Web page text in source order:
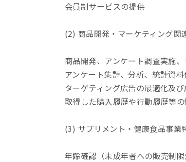
会員制サービスの提供
(2) 商品開発・マーケティング関
商品開発、アンケート調査実施
アンケート集計、分析、統計資
ターゲティング広告の最適化及
取得した購入履歴や行動履歴等
(3) サプリメント・健康食品事業
年齢確認（未成年者への販売制限